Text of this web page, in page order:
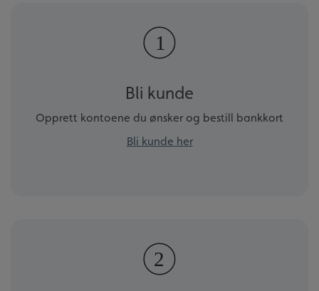
Bli kunde
Opprett kontoene du ønsker og bestill bankkort
Bli kunde her